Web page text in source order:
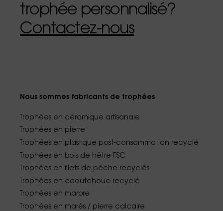
trophée personnalisé?
Contactez-nous
Nous sommes fabricants de trophées
Trophées en céramique artisanale
Trophées en pierre
Trophées en plastique post-consommation recyclé
Trophées en bois de hêtre FSC
Trophées en filets de pêche recyclés
Trophées en caoutchouc recyclé
Trophées en marbre
Trophées en marés / pierre calcaire